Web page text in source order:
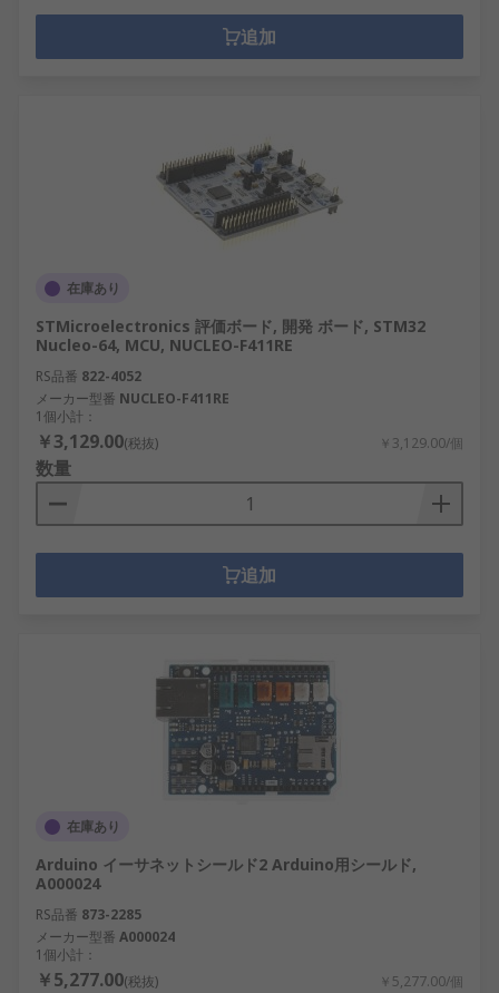
追加
在庫あり
STMicroelectronics 評価ボード, 開発 ボード, STM32
Nucleo-64, MCU, NUCLEO-F411RE
RS品番 822-4052
メーカー型番 NUCLEO-F411RE
1個小計：
￥3,129.00(税抜) ￥3,129.00/個
数量
追加
在庫あり
Arduino イーサネットシールド2 Arduino用シールド,
A000024
RS品番 873-2285
メーカー型番 A000024
1個小計：
￥5,277.00(税抜) ￥5,277.00/個